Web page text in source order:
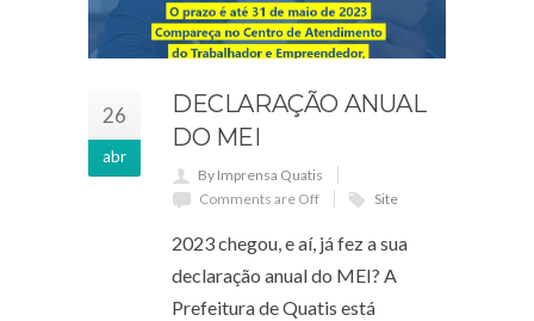
26
abr
DECLARAÇÃO ANUAL
DO MEI
By Imprensa Quatis
Comments are Off
Site
2023 chegou, e aí, já fez a sua
declaração anual do MEI? A
Prefeitura de Quatis está